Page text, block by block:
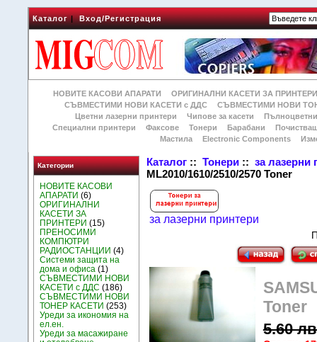
Каталог|Вход/Регистрация
НОВИТЕ КАСОВИ АПАРАТИ
ОРИГИНАЛНИ КАСЕТИ ЗА
СЪВМЕСТИМИ НОВИ КАСЕТИ с ДДС
СЪВМЕСТИМИ НОВИ
Цветни лазерни принтери
Чипове за касети
Специални принтери
Факсове Тонери Барабани
Мастила
Electronic Components
Категории
НОВИТЕ КАСОВИ
АПАРАТИ (6)
ОРИГИНАЛНИ
КАСЕТИ ЗА
ПРИНТЕРИ (15)
ПРЕНОСИМИ
КОМПЮТРИ
РАДИОСТАНЦИИ (4)
Системи защита на
дома и офиса (1)
СЪВМЕСТИМИ НОВИ
КАСЕТИ с ДДС (186)
СЪВМЕСТИМИ НОВИ
ТОНЕР КАСЕТИ (253)
Уреди за икономия на
ел.ен.
Уреди за масажиране
Каталог ::Тонери ::за лазерни
ML2010/1610/2510/2570 Toner
за лазерни принтери
Toner
5.60